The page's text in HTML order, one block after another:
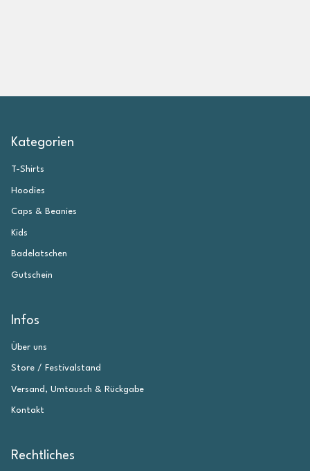
Kategorien
T-Shirts
Hoodies
Caps & Beanies
Kids
Badelatschen
Gutschein
Infos
Über uns
Store / Festivalstand
Versand, Umtausch & Rückgabe
Kontakt
Rechtliches